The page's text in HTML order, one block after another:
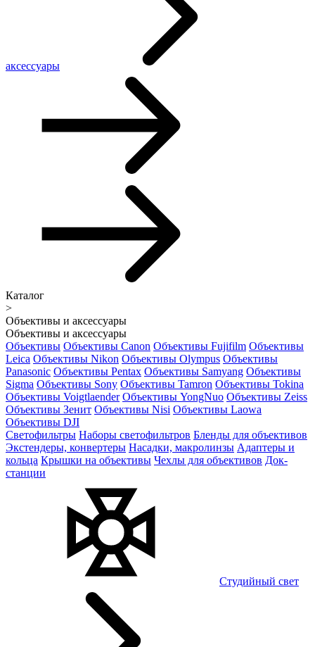
аксессуары
Каталог
>
Объективы и аксессуары
Объективы и аксессуары
Объективы Объективы Canon Объективы Fujifilm Объективы
Leica Объективы Nikon Объективы Olympus Объективы
Panasonic Объективы Pentax Объективы Samyang Объективы
Sigma Объективы Sony Объективы Tamron Объективы Tokina
Объективы Voigtlaender Объективы YongNuo Объективы Zeiss
Объективы Зенит Объективы Nisi Объективы Laowa
Объективы DJI
Светофильтры Наборы светофильтров Бленды для объективов
Экстендеры, конвертеры Насадки, макролинзы Адаптеры и
кольца Крышки на объективы Чехлы для объективов Док-
станции
Студийный свет